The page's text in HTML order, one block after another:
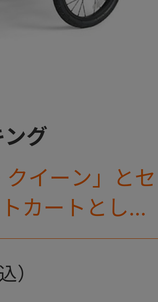
グ
クイーン」とセ
カートとして
50kgの大型犬